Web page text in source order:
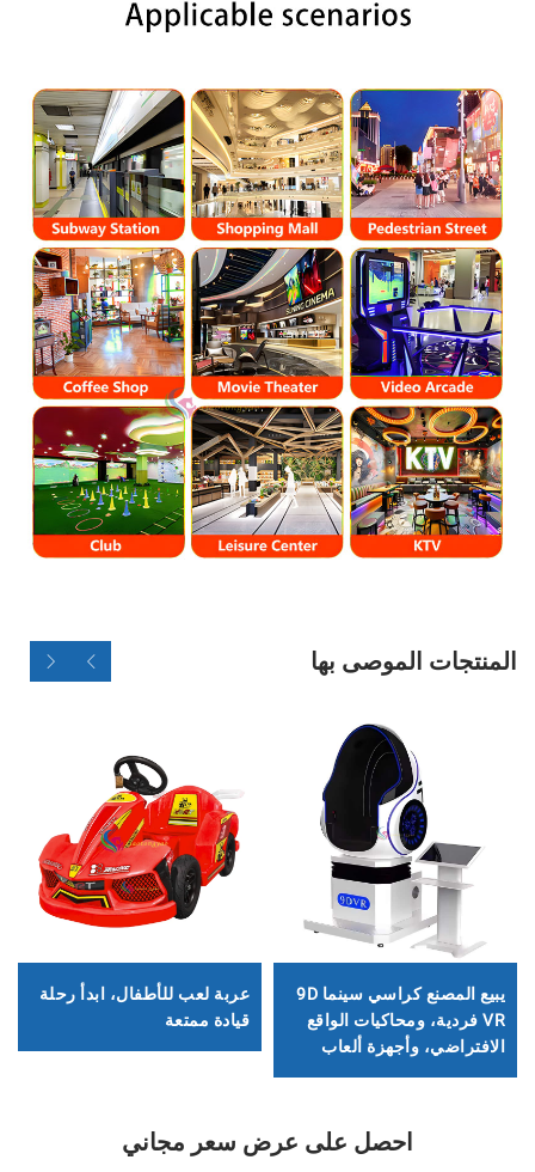
المنتجات الموصى بها
يبيع المصنع كراسي سينما 9D
VR فردية، ومحاكيات الواقع
الافتراضي، وأجهزة ألعاب
عربة لعب للأطفال، ابدأ رحلة
قيادة ممتعة
احصل على عرض سعر مجاني